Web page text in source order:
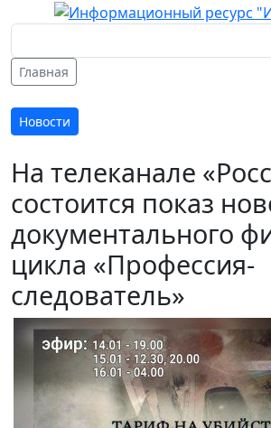
Главная
Новости
На телеканале
состоится показ
документального
цикла «Профессия-
следователь»